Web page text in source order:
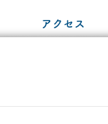
アクセス